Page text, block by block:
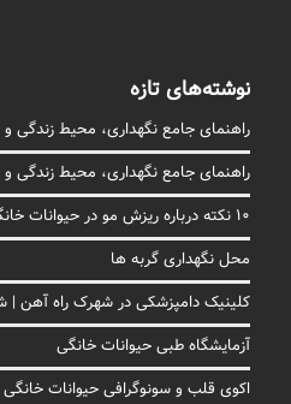
نوشته‌های تازه
راهنمای جامع نگهداری، محیط زندگی
راهنمای جامع نگهداری، محیط زندگی
10 نکته درباره ریزش مو در حیوانات خانگی
محل نگهداری گربه ها
کلینیک دامپزشکی در شهرک راه آهن |
آزمایشگاه طبی حیوانات خانگی
اکوی قلب و سونوگرافی حیوانات خانگی